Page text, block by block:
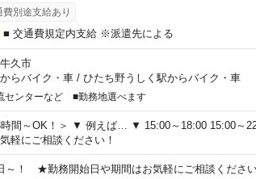
費別途支給あり
■ 交通費規定内支給 ※派遣先による
久市
らバイク・車/ ひたち野うしく駅からバイク・車
センターなど ■勤務地選べます
時間～OK！＞ ▼ 例えば… ▼ 15:00～18:00 15:00～
軽にご相談ください！
～！ ★勤務開始日や期間はお気軽にご相談くだ